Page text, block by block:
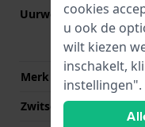
Uurwerk nr.
Merk uurwerk
Zwitsers uurwerk
cookies
u ook de
wilt kiezen
inschakelt,
instellingen".